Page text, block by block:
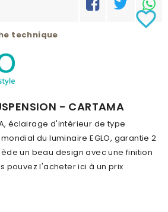
technique
- CARTAMA
éclairage d'intérieur de type
du luminaire EGLO, garantie 2
un beau design avec une finition
pouvez l'acheter ici à un prix
favorite_border